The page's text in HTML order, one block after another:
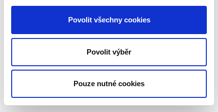
Povolit všechny cookies
Povolit výběr
Pouze nutné cookies